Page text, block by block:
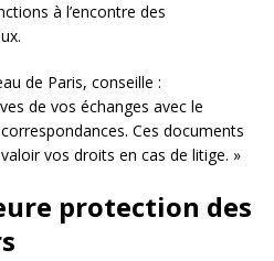
à l’encontre des
de Paris, conseille :
de vos échanges avec le
Ces documents
vos droits en cas de litige. »
protection des